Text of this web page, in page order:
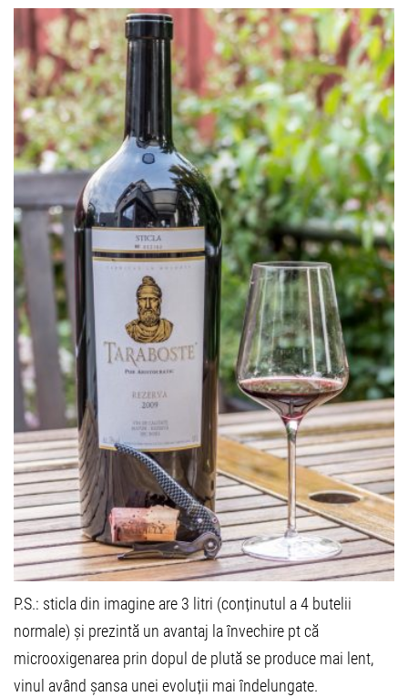
P.S.: sticla din imagine are 3 litri (conținutul a 4 butelii
normale) și prezintă un avantaj la învechire pt că
microoxigenarea prin dopul de plută se produce mai lent,
vinul având șansa unei evoluții mai îndelungate.